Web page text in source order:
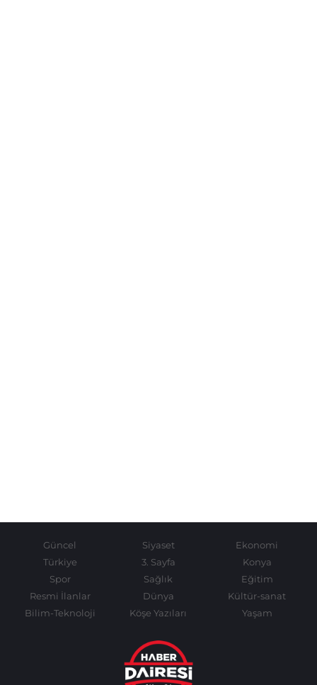
Güncel Siyaset
Ekonomi
Türkiye
3. Sayfa
Konya
Spor
Sağlık
Eğitim
Resmi İlanlar
Dünya
Kültür-sanat
Bilim-Teknoloji
Köşe Yazıları Yaşam